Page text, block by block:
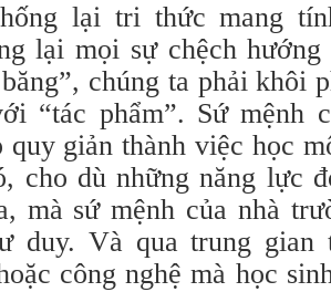
lại tri thức mang
lại mọi sự chệch
chúng ta phải khôi
“tác phẩm”. Sứ mệnh
quy giản thành việc học
cho dù những năng lực
mà sứ mệnh của nhà
duy. Và qua trung gian
công nghệ mà học